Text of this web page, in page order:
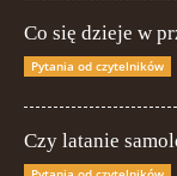
Co się dzieje w
Pytania od czytelników
Czy latanie